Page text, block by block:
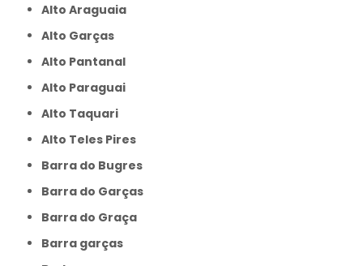
Alto Araguaia
Alto Garças
Alto Pantanal
Alto Paraguai
Alto Taquari
Alto Teles Pires
Barra do Bugres
Barra do Garças
Barra do Graça
Barra garças